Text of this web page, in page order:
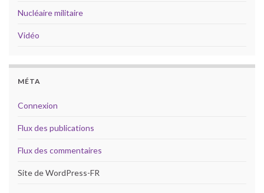
Nucléaire militaire
Vidéo
MÉTA
Connexion
Flux des publications
Flux des commentaires
Site de WordPress-FR